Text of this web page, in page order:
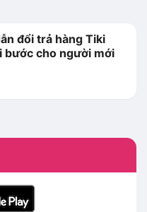
đổi trả hàng Tiki
bước cho người mới